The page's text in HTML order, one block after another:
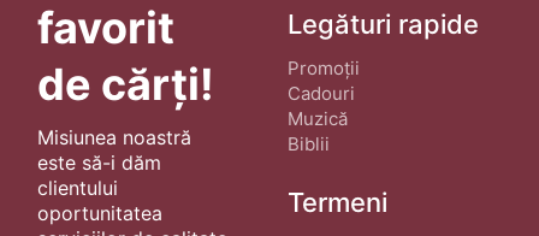
favorit
de cărți!
Misiunea noastră
este să-i dăm
clientului
oportunitatea
Legături rapide
Promoții
Cadouri
Muzică
Biblii
Termeni